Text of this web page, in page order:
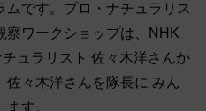
です。プロ・ナチュラリス
察ワークショップは、NHK
ュラリスト 佐々木洋さんか
佐々木洋さんを隊長に みん
す。